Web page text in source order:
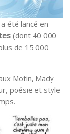
été lancé en
(dont 40 000
de 15 000
Motin, Mady
poésie et style